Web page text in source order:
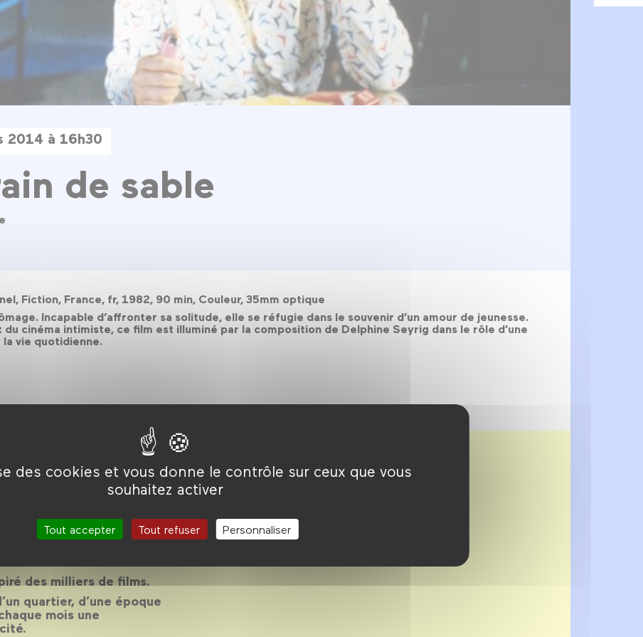
des cookies et vous donne le contrôle sur ceux que vous
souhaitez activer
Tout accepter Tout refuser Personnaliser
2014 à 16h30
de sable
Fiction, France, fr, 1982, 90 min, Couleur, 35mm optique
Incapable d’affronter sa solitude, elle se réfugie dans le souvenir d’un amour de jeunesse.
cinéma intimiste, ce film est illuminé par la composition de Delphine Seyrig dans le rôle d’une
vie quotidienne.
2013-
des milliers de films.
quartier, d’une époque
mois une